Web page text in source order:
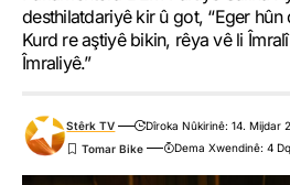
desthilatdariyê kir û got, “Eger
Kurd re aştiyê bikin, rêya vê li
Îmraliyê.”
Stêrk TV
Dîroka Nûkirinê: 14. Mijdar
Dema Xwendinê: 4